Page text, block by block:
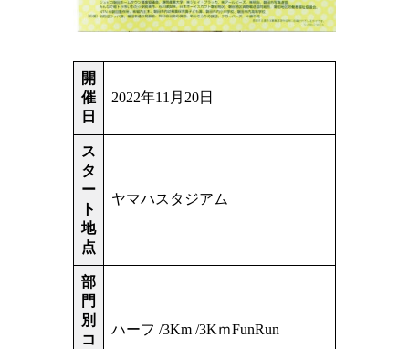
開
催
日
2022年11月20日
ス
タ
ー
ト
地
点
ヤマハスタジアム
部
門
別
コ
ハーフ /3Km /3KｍFunRun